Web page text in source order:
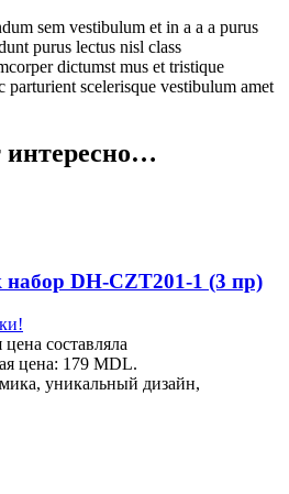
sem vestibulum et in a a a purus
purus lectus nisl class
dictumst mus et tristique
parturient scelerisque vestibulum amet
интересно…
набор DH-CZT201-1 (3 пр)
составляла
цена: 179 MDL.
уникальный дизайн,